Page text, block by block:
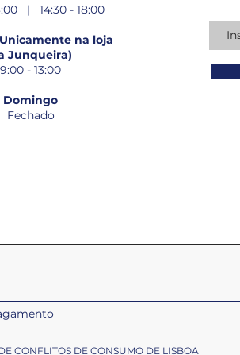
| 14:30 - 18:00
na loja
Junqueira)
9:00 - 13:00
Domingo
Fechado
CONFLITOS DE CONSUMO DE LISBOA